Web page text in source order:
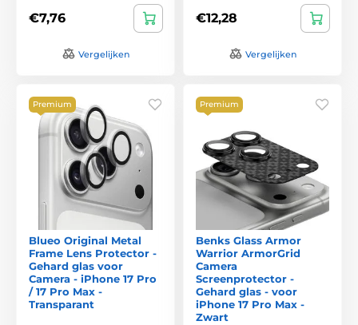
€7,76
Vergelijken
€12,28
Vergelijken
Premium
Blueo Original Metal
Frame Lens Protector -
Gehard glas voor
Camera - iPhone 17 Pro
/ 17 Pro Max -
Transparant
Premium
Benks Glass Armor
Warrior ArmorGrid
Camera
Screenprotector -
Gehard glas - voor
iPhone 17 Pro Max -
Zwart